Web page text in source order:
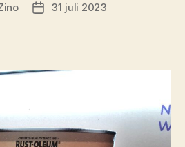
Berichtdatum
31 juli 2023